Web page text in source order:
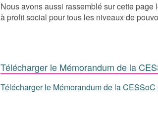
Nous avons aussi rassemblé sur cette
à profit social pour tous les niveaux de
Télécharger le Mémorandum de la
Télécharger le Mémorandum de la